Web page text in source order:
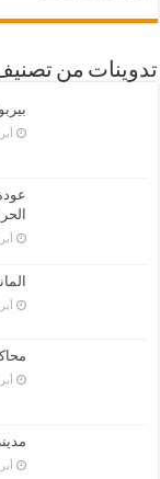
تدوينات من